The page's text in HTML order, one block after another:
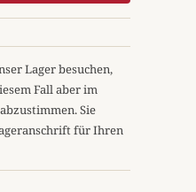
Lager besuchen,
Fall aber im
Sie
für Ihren